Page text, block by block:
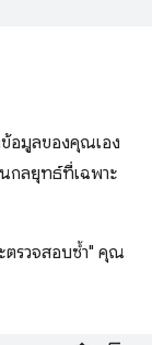
ข้อมูลของคุณเอง
กลยุทธ์ที่เฉพาะ
ตรวจสอบซ้ำ" คุณ